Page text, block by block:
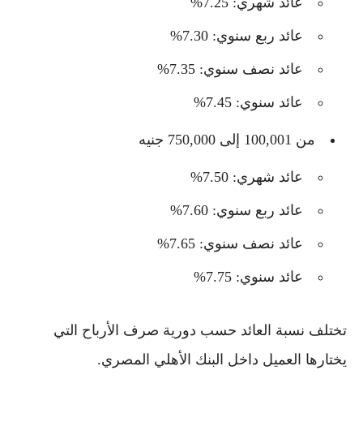
عائد ربع سنوي: 7.30%
عائد نصف سنوي: 7.35%
عائد سنوي: 7.45%
من 100,001 إلى 750,000 جنيه
عائد شهري: 7.50%
عائد ربع سنوي: 7.60%
عائد نصف سنوي: 7.65%
عائد سنوي: 7.75%
تختلف نسبة العائد حسب دورية صرف الأرباح التي
يختارها العميل داخل البنك الأهلي المصري.